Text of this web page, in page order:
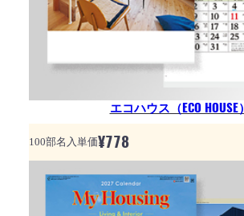
エコハウス（ECO HOUSE）
100部名入単価¥778